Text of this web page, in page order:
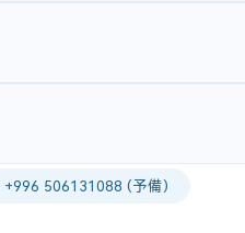
506131088 (予備)